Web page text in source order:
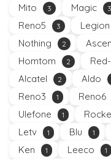
Mito 3 Magic 3
Reno5 3 Legion
Nothing 2
Homtom 2
Alcatel 2 Aldo
Reno3 1 Reno6
Ulefone 1
Letv 1 Blu 1
Ken 1 Leeco 1